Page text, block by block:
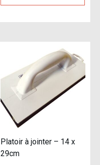
Platoir à jointer – 14 x
29cm